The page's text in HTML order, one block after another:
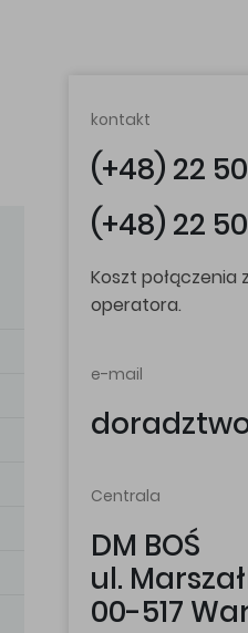
kontakt
(+48) 22
(+48) 22
Koszt
operatora.
e-mail
Centrala
DM BOŚ
ul.
00-517